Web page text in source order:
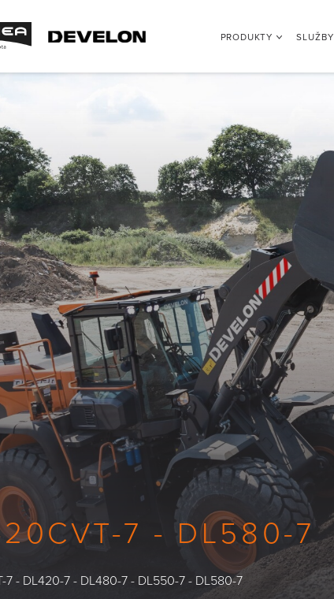
PRODUKTY SLUŽBY
7 - DL580-7
7 - DL420-7 - DL480-7 - DL550-7 - DL580-7